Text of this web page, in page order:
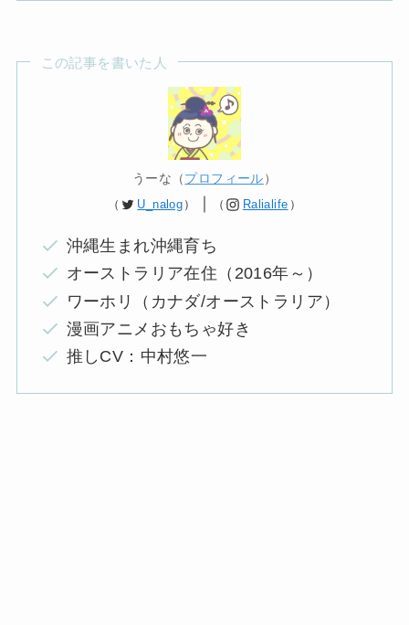
この記事を書いた人
うーな（プロフィール）
（ U_nalog ） ｜ （ Ralialife ）
沖縄生まれ沖縄育ち
オーストラリア在住（2016年～）
ワーホリ（カナダ/オーストラリア）
漫画アニメおもちゃ好き
推しCV：中村悠一